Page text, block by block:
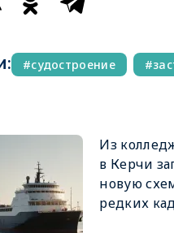
судостроение
Из
в Керчи
новую
редких